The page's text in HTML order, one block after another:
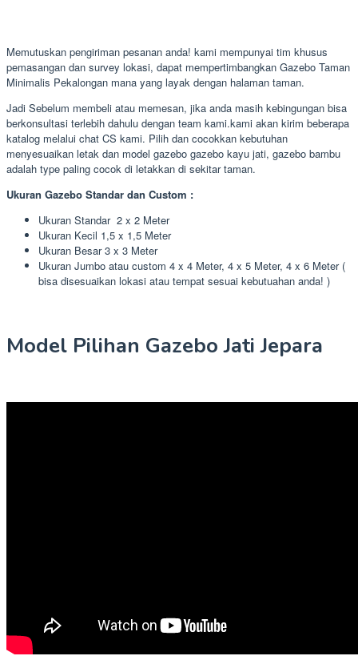
Memutuskan pengiriman pesanan anda! kami mempunyai tim khusus
pemasangan dan survey lokasi, dapat mempertimbangkan Gazebo Taman
Minimalis Pekalongan mana yang layak dengan halaman taman.
Jadi Sebelum membeli atau memesan, jika anda masih kebingungan bisa
berkonsultasi terlebih dahulu dengan team kami.kami akan kirim beberapa
katalog melalui chat CS kami. Pilih dan cocokkan kebutuhan
menyesuaikan letak dan model gazebo gazebo kayu jati, gazebo bambu
adalah type paling cocok di letakkan di sekitar taman.
Ukuran Gazebo Standar dan Custom :
Ukuran Standar 2 x 2 Meter
Ukuran Kecil 1,5 x 1,5 Meter
Ukuran Besar 3 x 3 Meter
Ukuran Jumbo atau custom 4 x 4 Meter, 4 x 5 Meter, 4 x 6 Meter (
bisa disesuaikan lokasi atau tempat sesuai kebutuahan anda! )
Model Pilihan Gazebo Jati Jepara